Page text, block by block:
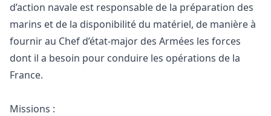
d’action navale est responsable de la préparation des
marins et de la disponibilité du matériel, de manière à
fournir au Chef d’état-major des Armées les forces
dont il a besoin pour conduire les opérations de la
France.
Missions :